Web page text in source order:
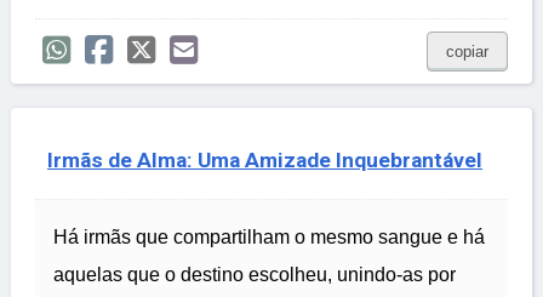
copiar
Irmãs de Alma: Uma Amizade Inquebrantável
Há irmãs que compartilham o mesmo sangue e há
aquelas que o destino escolheu, unindo-as por